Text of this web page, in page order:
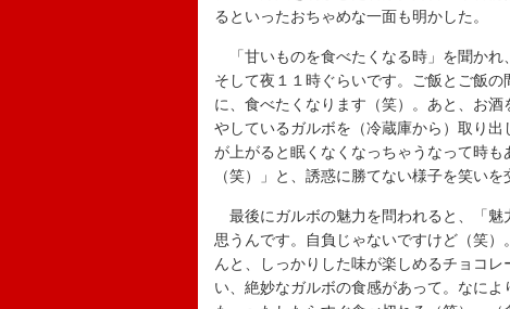
るといったおちゃめな一面も明かした。
「甘いものを食べたくなる時」を聞かれ
そして夜１１時ぐらいです。ご飯とご飯
に、食べたくなります（笑）。あと、お
やしているガルボを（冷蔵庫から）取り
が上がると眠くなくなっちゃうなって時
（笑）」と、誘惑に勝てない様子を笑いを
最後にガルボの魅力を問われると、「
思うんです。自負じゃないですけど（笑
んと、しっかりした味が楽しめるチョコ
い、絶妙なガルボの食感があって。なに